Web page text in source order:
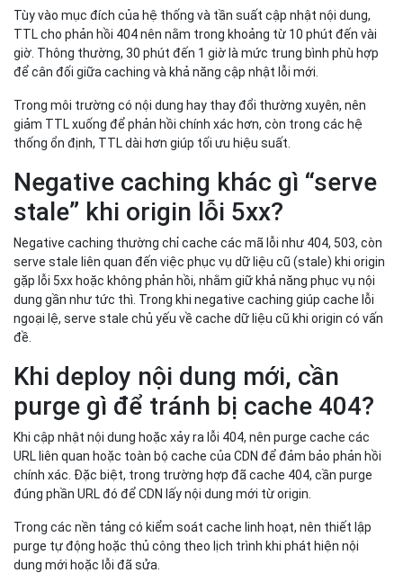
Tùy vào mục đích của hệ thống và tần suất cập nhật nội dung,
TTL cho phản hồi 404 nên nằm trong khoảng từ 10 phút đến vài
giờ. Thông thường, 30 phút đến 1 giờ là mức trung bình phù hợp
để cân đối giữa caching và khả năng cập nhật lỗi mới.
Trong môi trường có nội dung hay thay đổi thường xuyên, nên
giảm TTL xuống để phản hồi chính xác hơn, còn trong các hệ
thống ổn định, TTL dài hơn giúp tối ưu hiệu suất.
Negative caching khác gì “serve
stale” khi origin lỗi 5xx?
Negative caching thường chỉ cache các mã lỗi như 404, 503, còn
serve stale liên quan đến việc phục vụ dữ liệu cũ (stale) khi origin
gặp lỗi 5xx hoặc không phản hồi, nhằm giữ khả năng phục vụ nội
dung gần như tức thì. Trong khi negative caching giúp cache lỗi
ngoại lệ, serve stale chủ yếu về cache dữ liệu cũ khi origin có vấn
đề.
Khi deploy nội dung mới, cần
purge gì để tránh bị cache 404?
Khi cập nhật nội dung hoặc xảy ra lỗi 404, nên purge cache các
URL liên quan hoặc toàn bộ cache của CDN để đảm bảo phản hồi
chính xác. Đặc biệt, trong trường hợp đã cache 404, cần purge
đúng phần URL đó để CDN lấy nội dung mới từ origin.
Trong các nền tảng có kiểm soát cache linh hoạt, nên thiết lập
purge tự động hoặc thủ công theo lịch trình khi phát hiện nội
dung mới hoặc lỗi đã sửa.